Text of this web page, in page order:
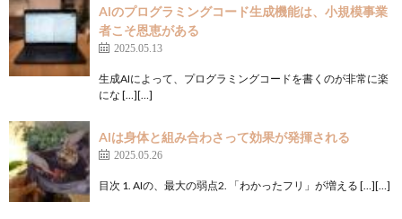
AIのプログラミングコード生成機能は、小規模事業
者こそ恩恵がある
2025.05.13
生成AIによって、プログラミングコードを書くのが非常に楽
にな […][…]
AIは身体と組み合わさって効果が発揮される
2025.05.26
目次 1. AIの、最大の弱点2. 「わかったフリ」が増える […][…]